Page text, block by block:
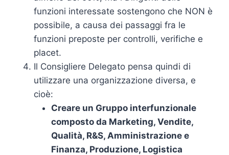
funzioni interessate sostengono che NON è
possibile, a causa dei passaggi fra le
funzioni preposte per controlli, verifiche e
placet.
Il Consigliere Delegato pensa quindi di
utilizzare una organizzazione diversa, e
cioè:
Creare un Gruppo interfunzionale
composto da Marketing, Vendite,
Qualità, R&S, Amministrazione e
Finanza, Produzione, Logistica